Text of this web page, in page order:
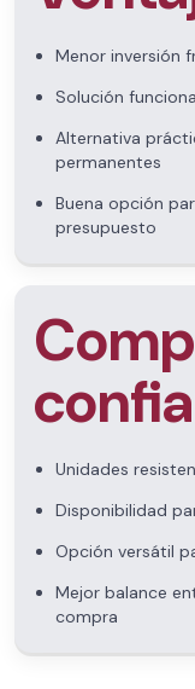
Menor inversión
Solución
Alternativa
permanentes
Buena opción
presupuesto
Unidades
Disponibilidad
Opción versátil
Mejor balance
compra